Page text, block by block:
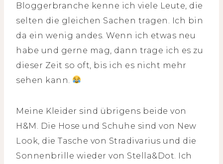
Bloggerbranche kenne ich viele Leute, die
selten die gleichen Sachen tragen. Ich bin
da ein wenig andes. Wenn ich etwas neu
habe und gerne mag, dann trage ich es zu
dieser Zeit so oft, bis ich es nicht mehr
sehen kann.
Meine Kleider sind übrigens beide von
H&M. Die Hose und Schuhe sind von New
Look, die Tasche von Stradivarius und die
Sonnenbrille wieder von Stella&Dot. Ich